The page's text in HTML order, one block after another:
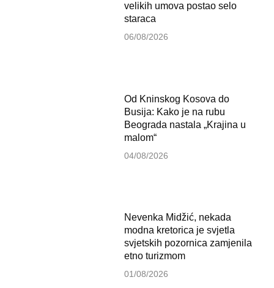
velikih umova postao selo
staraca
06/08/2026
Od Kninskog Kosova do
Busija: Kako je na rubu
Beograda nastala „Krajina u
malom“
04/08/2026
Nevenka Midžić, nekada
modna kretorica je svjetla
svjetskih pozornica zamjenila
etno turizmom
01/08/2026